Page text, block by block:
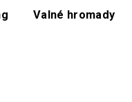
Valné hromady